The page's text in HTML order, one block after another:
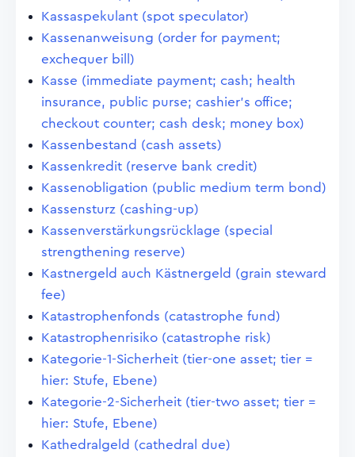
Kassaspekulant (spot speculator)
Kassenanweisung (order for payment;
exchequer bill)
Kasse (immediate payment; cash; health
insurance, public purse; cashier's office;
checkout counter; cash desk; money box)
Kassenbestand (cash assets)
Kassenkredit (reserve bank credit)
Kassenobligation (public medium term bond)
Kassensturz (cashing-up)
Kassenverstärkungsrücklage (special
strengthening reserve)
Kastnergeld auch Kästnergeld (grain steward
fee)
Katastrophenfonds (catastrophe fund)
Katastrophenrisiko (catastrophe risk)
Kategorie-1-Sicherheit (tier-one asset; tier =
hier: Stufe, Ebene)
Kategorie-2-Sicherheit (tier-two asset; tier =
hier: Stufe, Ebene)
Kathedralgeld (cathedral due)